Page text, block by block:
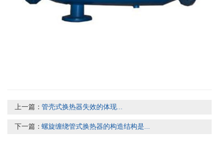
上一篇：管壳式换热器失效的体现...
下一篇：螺旋缠绕管式换热器的构造结构是...